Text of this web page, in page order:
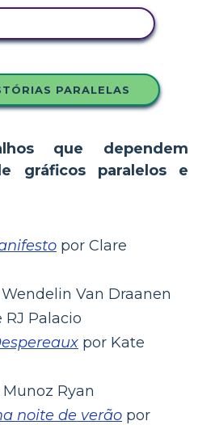
PARALELAS
que dependem
gráficos paralelos e
por Clare
Van Draanen
RJ Palacio
por Kate
Ryan
noite de verão por